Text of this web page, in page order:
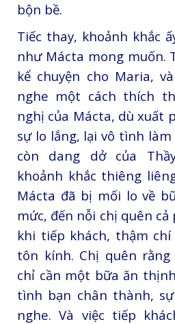
bộn bề.
Tiếc thay, khoảnh khắc
như Mácta mong muốn.
kể chuyện cho Maria,
nghe một cách thích
nghị của Mácta, dù xuất
sự lo lắng, lại vô tình làm
còn dang dở của
khoảnh khắc thiêng
Mácta đã bị mối lo về
mức, đến nỗi chị quên cả
khi tiếp khách, thậm
tôn kính. Chị quên rằng
chỉ cần một bữa ăn
tình bạn chân thành,
nghe. Và việc tiếp